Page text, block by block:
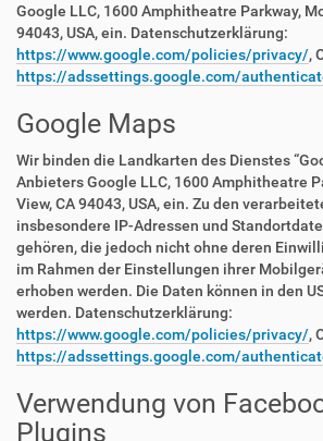
Google LLC, 1600 Amphitheatre Parkway,
94043, USA, ein. Datenschutzerklärung:
https://www.google.com/policies/privacy/,
https://adssettings.google.com/
Google Maps
Wir binden die Landkarten des Dienstes
Anbieters Google LLC, 1600 Amphitheatre
View, CA 94043, USA, ein. Zu den
insbesondere IP-Adressen und
gehören, die jedoch nicht ohne deren
im Rahmen der Einstellungen ihrer
erhoben werden. Die Daten können in den
werden. Datenschutzerklärung:
https://www.google.com/policies/privacy/,
https://adssettings.google.com/
Verwendung von
Plugins